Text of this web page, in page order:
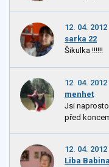
12. 04. 2012
sarka 22
Šikulka !!!!!!
12. 04. 2012
menhet
Jsi
před
12. 04. 2012
Liba Babina